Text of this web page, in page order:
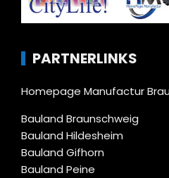
PARTNERLINKS
Homepage Manufactur
Bauland Braunschweig
Bauland Hildesheim
Bauland Gifhorn
Bauland Peine